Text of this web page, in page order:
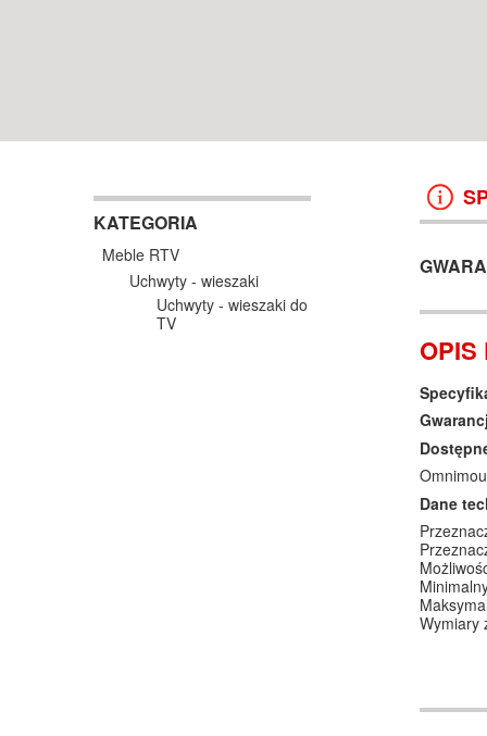
KATEGORIA
Meble RTV
Uchwyty - wieszaki
Uchwyty - wieszaki do
TV
OPIS
Dane
Wymiary